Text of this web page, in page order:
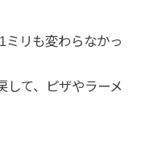
ミリも変わらなかっ
して、ピザやラーメ